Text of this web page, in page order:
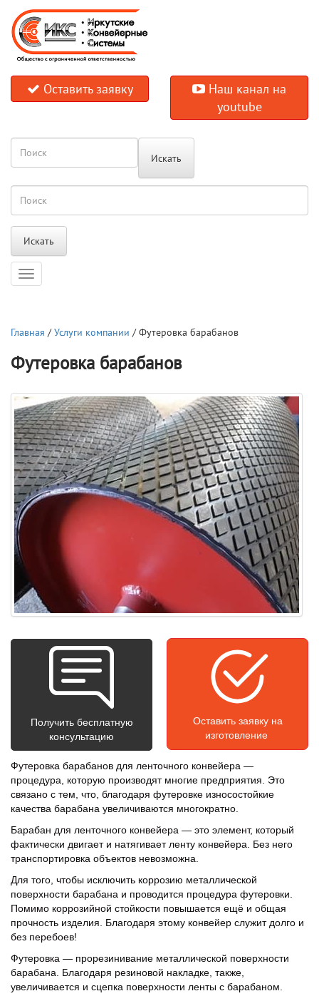
Оставить заявку
Наш канал на
youtube
Искать
Искать
Навигация
Главная /Услуги компании / Футеровка барабанов
Футеровка барабанов
Получить бесплатную
консультацию
Оставить заявку на
изготовление
Футеровка барабанов для ленточного конвейера —
процедура, которую производят многие предприятия. Это
связано с тем, что, благодаря футеровке износостойкие
качества барабана увеличиваются многократно.
Барабан для ленточного конвейера — это элемент, который
фактически двигает и натягивает ленту конвейера. Без него
транспортировка объектов невозможна.
Для того, чтобы исключить коррозию металлической
поверхности барабана и проводится процедура футеровки.
Помимо коррозийной стойкости повышается ещё и общая
прочность изделия. Благодаря этому конвейер служит долго и
без перебоев!
Футеровка — прорезинивание металлической поверхности
барабана. Благодаря резиновой накладке, также,
увеличивается и сцепка поверхности ленты с барабаном.